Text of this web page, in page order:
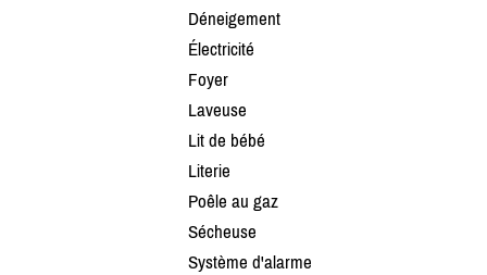
Déneigement
Électricité
Foyer
Laveuse
Lit de bébé
Literie
Poêle au gaz
Sécheuse
Système d'alarme